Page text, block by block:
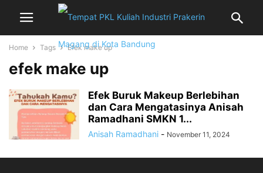
Home Tags Efek make up
efek make up
Efek Buruk Makeup Berlebihan
dan Cara Mengatasinya Anisah
Ramadhani SMKN 1...
Anisah Ramadhani - November 11, 2024